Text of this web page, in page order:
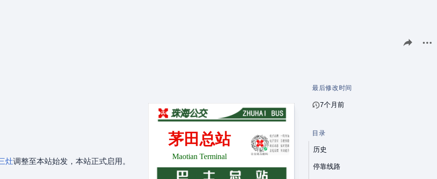
分享此页面
茅田总站
Maotian Terminal
灶调整至本站始发，本站正式启用。
最后修改时间
7个月前
目录
历史
停靠线路